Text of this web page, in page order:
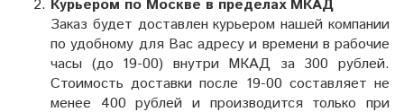
Курьером по Москве в пределах МКАД
Заказ будет доставлен курьером нашей компании
по удобному для Вас адресу и времени в рабочие
часы (до 19-00) внутри МКАД за 300 рублей.
Стоимость доставки после 19-00 составляет не
менее 400 рублей и производится только при